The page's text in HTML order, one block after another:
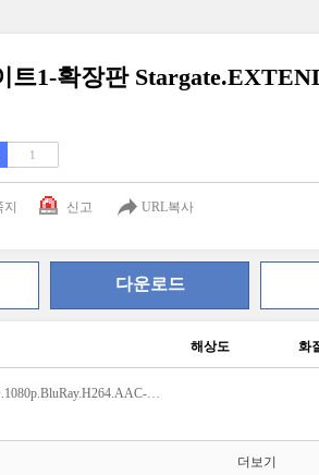
트1-확장판
1
지 신고 URL복사
다운로드
해상도 화
Stargate.1994.EXTENDED.1080p.BluRay.H264.AAC-RARBG.mp4
더보기